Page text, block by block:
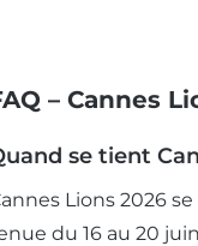
– Cannes
se tient
Lions 2026
du 16 au 20